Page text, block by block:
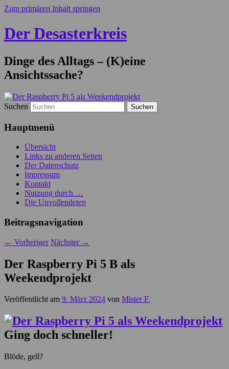
Zum primären Inhalt springen
Der Desasterkreis
Dinge des Alltags – (K)eine
Ansichtssache?
Suchen
Hauptmenü
Übersicht
Links zu anderen Seiten
Der Datenschutz
Impressum
Kontakt
Nutzung durch …
Die Unvollendeten
Beitragsnavigation
← Vorheriger Nächster →
Der Raspberry Pi 5 B als
Weekendprojekt
Veröffentlicht am 9. März 2024 von Mister F.
Ging doch schneller!
Blöde, gell?